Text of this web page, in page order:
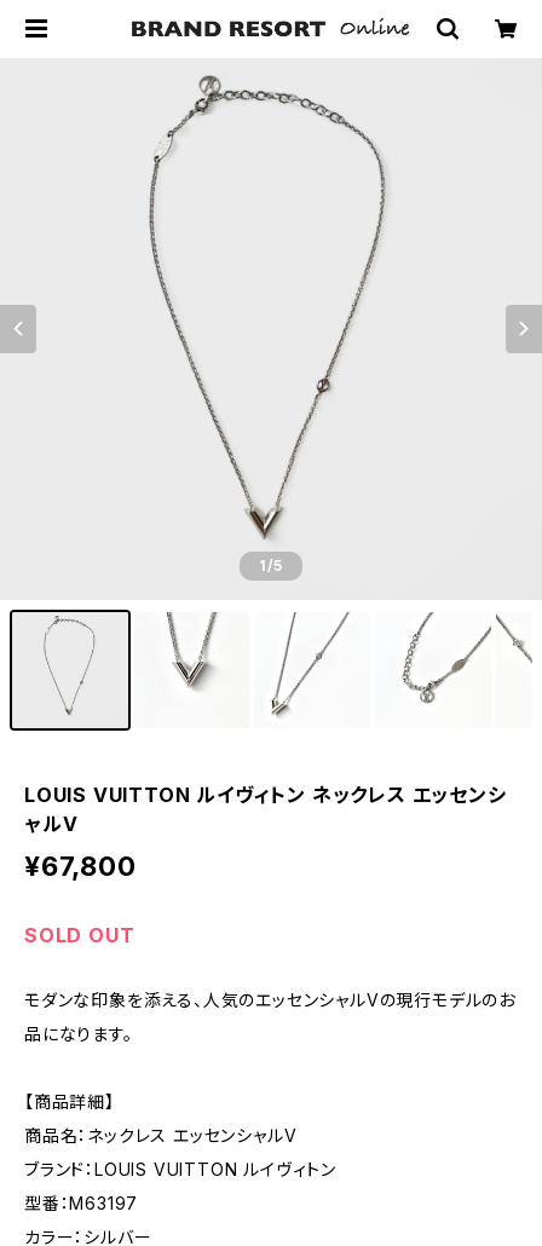
1/5
LOUIS VUITTON ルイヴィトン ネックレス エッセンシ
ャルV
¥67,800
SOLD OUT
モダンな印象を添える、人気のエッセンシャルVの現行モデルのお
品になります。
【商品詳細】
商品名：ネックレス エッセンシャルV
ブランド：LOUIS VUITTON ルイヴィトン
型番：M63197
カラー：シルバー